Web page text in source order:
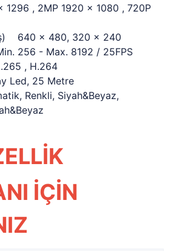
1296 , 2MP 1920 x 1080 , 720P
640 x 480, 320 x 240
256 - Max. 8192 / 25FPS
, H.264
Led, 25 Metre
Renkli, Siyah&Beyaz,
İÇİN